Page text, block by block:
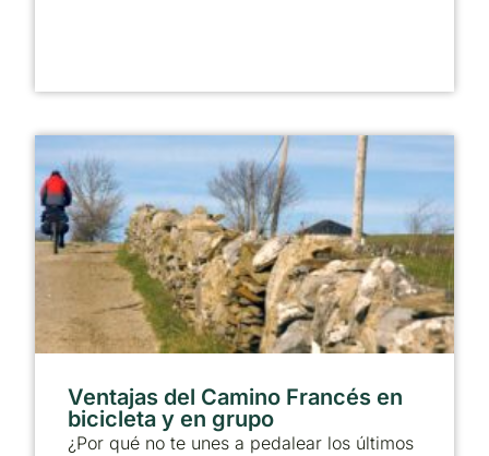
Ventajas del Camino Francés en
bicicleta y en grupo
¿Por qué no te unes a pedalear los últimos